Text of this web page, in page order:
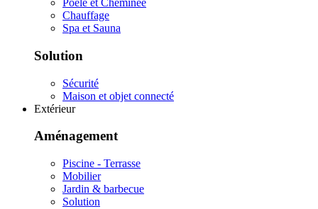
Poêle et Cheminée
Chauffage
Spa et Sauna
Solution
Sécurité
Maison et objet connecté
Extérieur
Aménagement
Piscine - Terrasse
Mobilier
Jardin & barbecue
Solution